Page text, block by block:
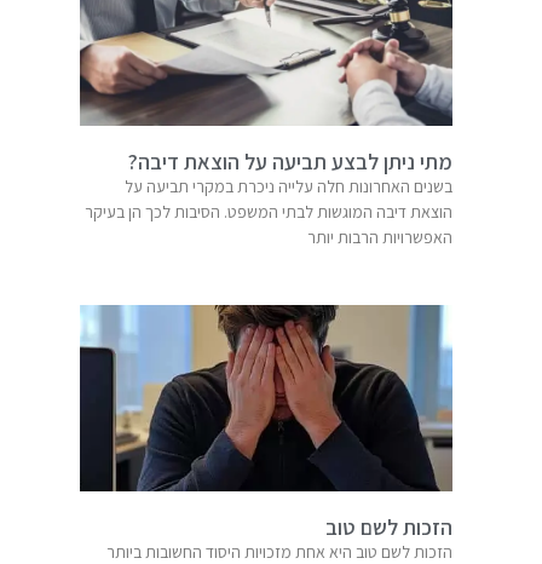
מתי ניתן לבצע תביעה על הוצאת דיבה?
בשנים האחרונות חלה עלייה ניכרת במקרי תביעה על
הוצאת דיבה המוגשות לבתי המשפט. הסיבות לכך הן בעיקר
האפשרויות הרבות יותר
הזכות לשם טוב
הזכות לשם טוב היא אחת מזכויות היסוד החשובות ביותר